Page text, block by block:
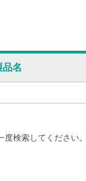
品名
検索してください。